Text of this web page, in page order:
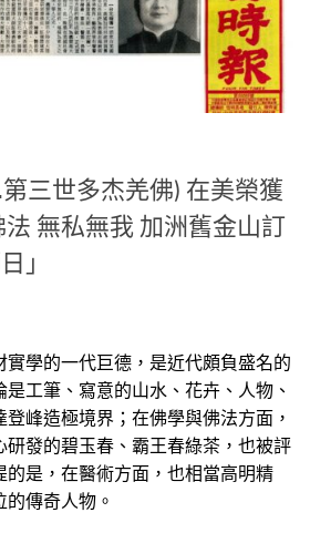
三世多杰羌佛) 在美榮獲
無私無我 加洲舊金山訂
」
學的一代巨德，是近代頗負盛名的
工筆、寫意的山水、花卉、人物、
峰造極境界；在佛學與佛法方面，
研發的碧玉春、霸王春綠茶，也被評
的是，在醫術方面，也相當高明精
傳奇人物。